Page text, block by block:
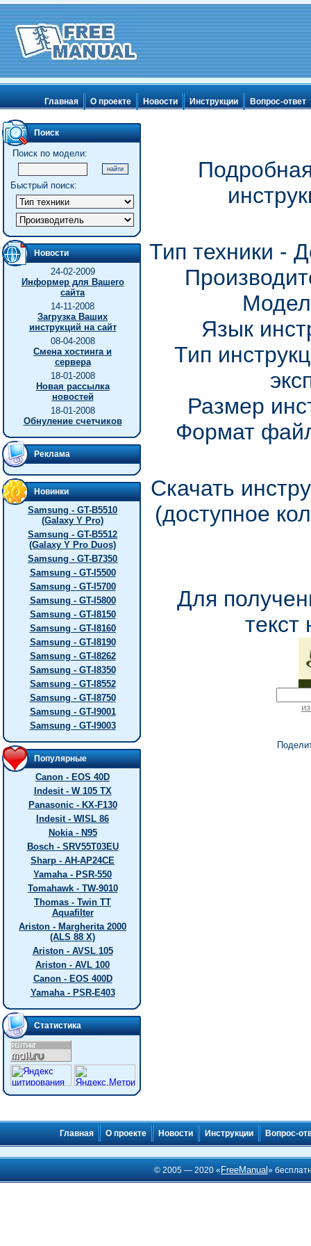
Главная О проекте Новости Инструкции Вопрос-ответ
Поиск
Поиск по модели:
Быстрый поиск:
Новости
24-02-2009
Информер для Вашего
сайта
14-11-2008
Загрузка Ваших
инструкций на сайт
08-04-2008
Смена хостинга и
сервера
18-01-2008
Новая рассылка
новостей
18-01-2008
Обнуление счетчиков
Реклама
Новинки
Samsung - GT-B5510
(Galaxy Y Pro)
Samsung - GT-B5512
(Galaxy Y Pro Duos)
Samsung - GT-B7350
Samsung - GT-I5500
Samsung - GT-I5700
Samsung - GT-I5800
Samsung - GT-I8150
Samsung - GT-I8160
Samsung - GT-I8190
Samsung - GT-I8262
Samsung - GT-I8350
Samsung - GT-I8552
Samsung - GT-I8750
Samsung - GT-I9001
Samsung - GT-I9003
Популярные
Canon - EOS 40D
Indesit - W 105 TX
Panasonic - KX-F130
Indesit - WISL 86
Nokia - N95
Bosch - SRV55T03EU
Sharp - AH-AP24CE
Yamaha - PSR-550
Tomahawk - TW-9010
Thomas - Twin TT
Aquafilter
Ariston - Margherita 2000
(ALS 88 X)
Ariston - AVSL 105
Ariston - AVL 100
Canon - EOS 400D
Yamaha - PSR-E403
Статистика
Тип техники -
Язык
Тип
Размер
Формат
Скачать
(доступное
Для
текст
Главная О проекте Новости Инструкции Вопрос-
© 2005 — 2020 « FreeManual»